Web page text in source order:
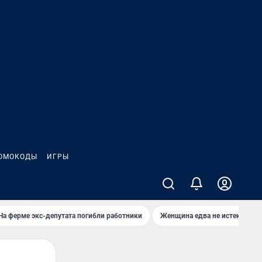
ИГРЫ
ферме экс-депутата погибли работники Женщина едва не истекла